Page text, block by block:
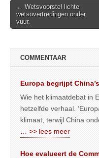
Post
navigation
← Wetsvoorstel lichte
wetsovertredingen onder
vuur.
COMMENTAAR
Europa begrijpt
Wie het klimaatdebat in
hetzelfde verhaal.
klimaat, terwijl China
… >> lees meer
Hoe evalueert de